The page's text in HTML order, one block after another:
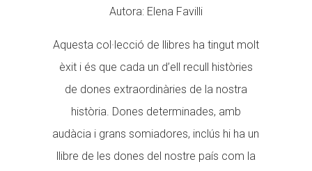
Autora: Elena Favilli
Aquesta col·lecció de llibres ha tingut molt
èxit i és que cada un d’ell recull històries
de dones extraordinàries de la nostra
història. Dones determinades, amb
audàcia i grans somiadores, inclús hi ha un
llibre de les dones del nostre país com la